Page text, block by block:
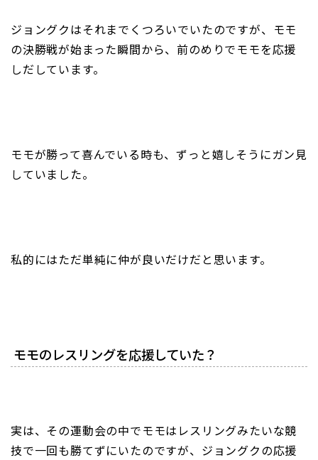
ジョングクはそれまでくつろいでいたのですが、モモ
の決勝戦が始まった瞬間から、前のめりでモモを応援
しだしています。
モモが勝って喜んでいる時も、ずっと嬉しそうにガン見
していました。
私的にはただ単純に仲が良いだけだと思います。
モモのレスリングを応援していた？
実は、その運動会の中でモモはレスリングみたいな競
技で一回も勝てずにいたのですが、ジョングクの応援